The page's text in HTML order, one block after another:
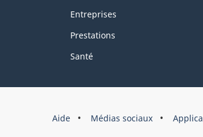
Entreprises
Prestations
Santé
Marque
Aide Médias sociaux